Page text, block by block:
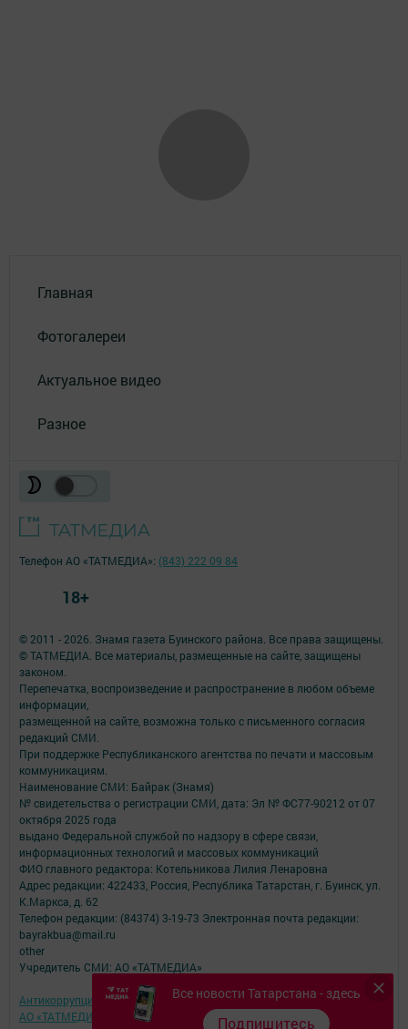
Главная
Фотогалереи
Актуальное видео
Разное
Все новости Татарстана - здесь
Подпишитесь
© 2011 - 2026. Знамя газета Буинского района. Все права защищены.
© ТАТМЕДИА. Все материалы, размещенные на сайте, защищены
законом.
Перепечатка, воспроизведение и распространение в любом объеме
информации,
размещенной на сайте, возможна только с письменного согласия
редакций СМИ.
При поддержке Республиканского агентства по печати и массовым
коммуникациям.
Наименование СМИ: Байрак (Знамя)
№ свидетельства о регистрации СМИ, дата: Эл № ФС77-90212 от 07
октября 2025 года
выдано Федеральной службой по надзору в сфере связи,
информационных технологий и массовых коммуникаций
ФИО главного редактора: Котельникова Лилия Ленаровна
Адрес редакции: 422433, Россия, Республика Татарстан, г. Буинск, ул.
К.Маркса, д. 62
Телефон редакции: (84374) 3-19-73 Электронная почта редакции:
bayrakbua@mail.ru
other
Учредитель СМИ: АО «ТАТМЕДИА»
Антикоррупционная политика
АО «ТАТМЕДИА» использует «cookie» для персонализации сервисов и
Телефон АО «ТАТМЕДИА»: (843) 222 09 84
18+